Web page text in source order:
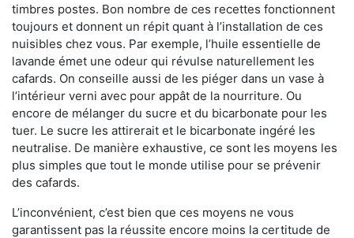
timbres postes. Bon nombre de ces recettes fonctionnent
toujours et donnent un répit quant à l’installation de ces
nuisibles chez vous. Par exemple, l’huile essentielle de
lavande émet une odeur qui révulse naturellement les
cafards. On conseille aussi de les piéger dans un vase à
l’intérieur verni avec pour appât de la nourriture. Ou
encore de mélanger du sucre et du bicarbonate pour les
tuer. Le sucre les attirerait et le bicarbonate ingéré les
neutralise. De manière exhaustive, ce sont les moyens les
plus simples que tout le monde utilise pour se prévenir
des cafards.
L’inconvénient, c’est bien que ces moyens ne vous
garantissent pas la réussite encore moins la certitude de